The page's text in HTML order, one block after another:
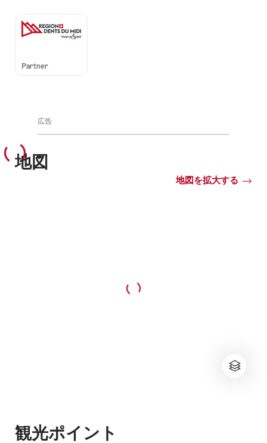
Auszeichnungen
Partner
広告
地図
地図を拡大する
観光ポイント